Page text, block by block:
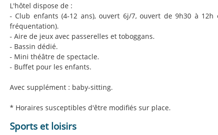
L'hôtel dispose de :
- Club enfants (4-12 ans), ouvert 6j/7, ouvert de 9h30 à
fréquentation).
- Aire de jeux avec passerelles et toboggans.
- Bassin dédié.
- Mini théâtre de spectacle.
- Buffet pour les enfants.
Avec supplément : baby-sitting.
* Horaires susceptibles d'être modifiés sur place.
Sports et loisirs